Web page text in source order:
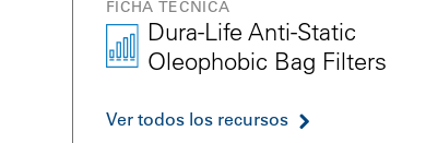
FICHA TÉCNICA
Dura-Life Anti-Static
Oleophobic Bag Filters
Ver todos los recursos